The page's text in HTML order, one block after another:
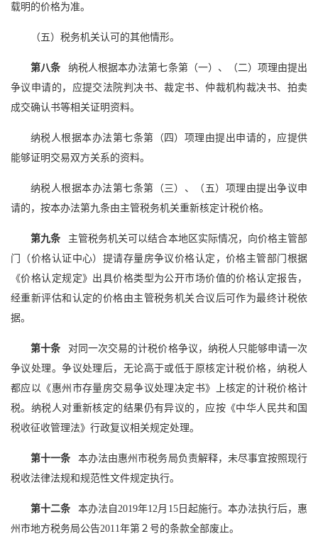
载明的价格为准。
（五）税务机关认可的其他情形。
第八条 纳税人根据本办法第七条第（一）、（二）项理由提出
争议申请的，应提交法院判决书、裁定书、仲裁机构裁决书、拍卖
成交确认书等相关证明资料。
纳税人根据本办法第七条第（四）项理由提出申请的，应提供
能够证明交易双方关系的资料。
纳税人根据本办法第七条第（三）、（五）项理由提出争议申
请的，按本办法第九条由主管税务机关重新核定计税价格。
第九条 主管税务机关可以结合本地区实际情况，向价格主管部
门（价格认证中心）提请存量房争议价格认定，价格主管部门根据
《价格认定规定》出具价格类型为公开市场价值的价格认定报告，
经重新评估和认定的价格由主管税务机关合议后可作为最终计税依
据。
第十条 对同一次交易的计税价格争议，纳税人只能够申请一次
争议处理。争议处理后，无论高于或低于原核定计税价格，纳税人
都应以《惠州市存量房交易争议处理决定书》上核定的计税价格计
税。纳税人对重新核定的结果仍有异议的，应按《中华人民共和国
税收征收管理法》行政复议相关规定处理。
第十一条 本办法由惠州市税务局负责解释，未尽事宜按照现行
税收法律法规和规范性文件规定执行。
第十二条 本办法自2019年12月15日起施行。本办法执行后，惠
州市地方税务局公告2011年第２号的条款全部废止。